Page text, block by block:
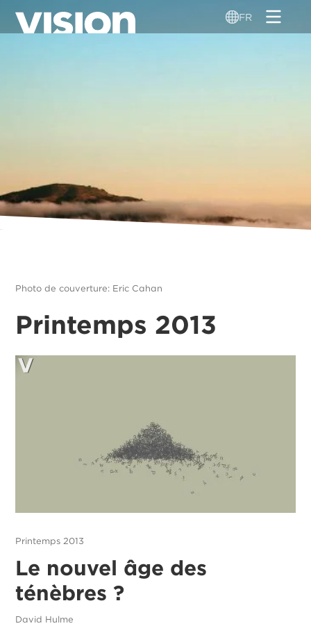
Aller
FR
Photo de couverture: Eric Cahan
Printemps 2013
Printemps 2013
Le nouvel âge des
ténèbres ?
David Hulme